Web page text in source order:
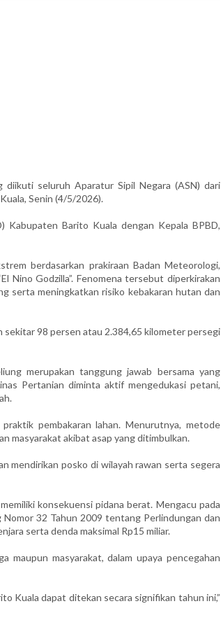
seluruh Aparatur Sipil Negara (ASN) dari
Senin (4/5/2026).
Kabupaten Barito Kuala dengan Kepala BPBD,
berdasarkan prakiraan Badan Meteorologi,
Nino Godzilla”. Fenomena tersebut diperkirakan
serta meningkatkan risiko kebakaran hutan dan
sekitar 98 persen atau 2.384,65 kilometer persegi
merupakan tanggung jawab bersama yang
Pertanian diminta aktif mengedukasi petani,
pembakaran lahan. Menurutnya, metode
masyarakat akibat asap yang ditimbulkan.
mendirikan posko di wilayah rawan serta segera
konsekuensi pidana berat. Mengacu pada
32 Tahun 2009 tentang Perlindungan dan
serta denda maksimal Rp15 miliar.
maupun masyarakat, dalam upaya pencegahan
Kuala dapat ditekan secara signifikan tahun ini,”